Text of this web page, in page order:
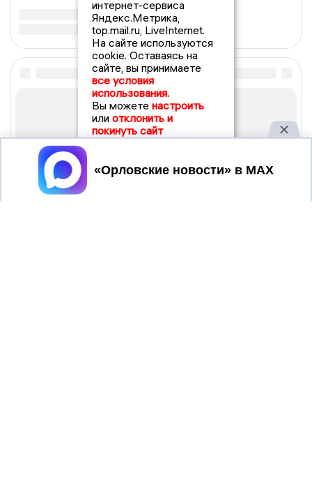
интернет-сервиса
Яндекс.Метрика,
top.mail.ru, LiveInternet.
На сайте используются
cookie. Оставаясь на
сайте, вы принимаете
все условия
использования.
Вы можете настроить
или отклонить и
покинуть сайт
Принять